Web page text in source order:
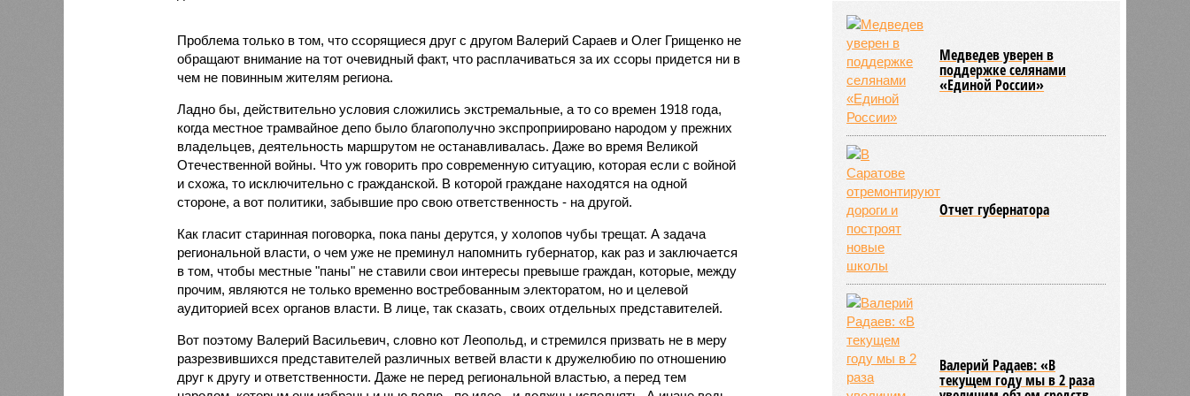
Проблема только в том, что ссорящиеся друг с другом Валерий Сараев и Олег Грищенко не
обращают внимание на тот очевидный факт, что расплачиваться за их ссоры придется ни в
чем не повинным жителям региона.
Ладно бы, действительно условия сложились экстремальные, а то со времен 1918 года,
когда местное трамвайное депо было благополучно экспроприировано народом у прежних
владельцев, деятельность маршрутом не останавливалась. Даже во время Великой
Отечественной войны. Что уж говорить про современную ситуацию, которая если с войной
и схожа, то исключительно с гражданской. В которой граждане находятся на одной
стороне, а вот политики, забывшие про свою ответственность - на другой.
Как гласит старинная поговорка, пока паны дерутся, у холопов чубы трещат. А задача
региональной власти, о чем уже не преминул напомнить губернатор, как раз и заключается
в том, чтобы местные "паны" не ставили свои интересы превыше граждан, которые, между
прочим, являются не только временно востребованным электоратом, но и целевой
аудиторией всех органов власти. В лице, так сказать, своих отдельных представителей.
Вот поэтому Валерий Васильевич, словно кот Леопольд, и стремился призвать не в меру
разрезвившихся представителей различных ветвей власти к дружелюбию по отношению
друг к другу и ответственности. Даже не перед региональной властью, а перед тем
сетей
04/08
Саратовская область заняла 12
место по внедрению Платформы
обратной связи
04/08
Ртищевскому району на ремонт
дорог направят дополнительные
средства
Медведев уверен в
поддержке селянами
«Единой России»
Отчет губернатора
Валерий Радаев: «В
текущем году мы в 2 раза